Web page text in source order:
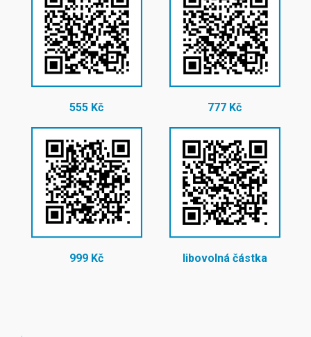
555 Kč 777 Kč
999 Kč libovolná částka